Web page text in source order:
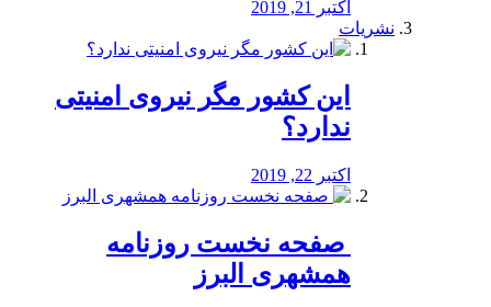
اکتبر 21, 2019
نشریات
این کشور مگر نیروی امنیتی
ندارد؟
اکتبر 22, 2019
️ صفحه نخست روزنامه‌
همشهری البرز